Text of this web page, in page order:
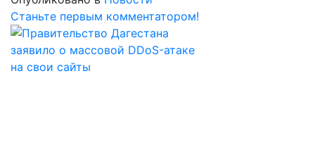
Станьте первым комментатором!